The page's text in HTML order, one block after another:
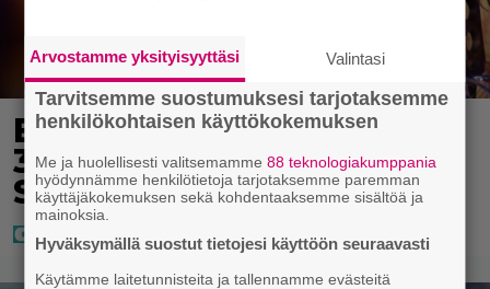
Eurojackpotissa poksahti
32,7 miljoonaa, ja tänne
Suomen isoin voitto meni
Arvostamme yksityisyyttäsi Valintasi
Tarvitsemme suostumuksesi tarjotaksemme
henkilökohtaisen käyttökokemuksen
Me ja huolellisesti valitsemamme88 teknologiakumppania
hyödynnämme henkilötietoja tarjotaksemme paremman
käyttäjäkokemuksen sekä kohdentaaksemme sisältöä ja
mainoksia.
Hyväksymällä suostut tietojesi käyttöön seuraavasti
Käytämme laitetunnisteita ja tallennamme evästeitä